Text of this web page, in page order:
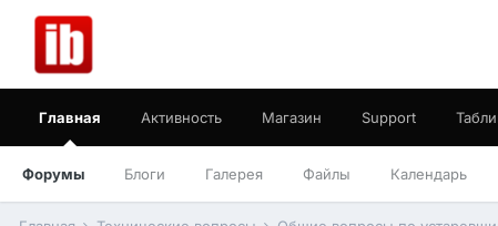
Главная
Форумы Блоги Галерея Файлы Календарь
Активность Магазин Support